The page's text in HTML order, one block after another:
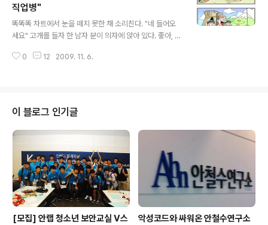
한 놈 이호웅 책임이 음악을 시작한 것은 6살 때이다. 그의
아버지는 바이올린을 하셨는데 아들이랑 같이 연주를 하는
게 소원이었다. 그래서 시작한 악기가 피아노다. 왠지 어울
리지 않았다. 개구쟁이처럼 생긴 외모와 개성 넘치는 패션
은 그런 생각이 들기에 충분했다. 하지만 이호웅 차장의 피
직업병"
똑똑똑 차트에서 눈을 떼지 못한 채 소리친다. "네 들어오
세요" 고개를 들자 한 남자 분이 의자에 앉아 있다. 좋아, 첫
다. "안녕하세요. 저는 닥터 뷁이예요!!!" 자신의 성을 뷁이
었다. "네, 노인걸씨 어디가 안 좋으셔서 오셨나요?" 남자
는 어두운 표정으로 말했다. "이 곳이 무릎이 닿기도 전에
모든 걸 꿰뚫어 본다는..." 응? 뭔 팍? 혹시 이거? "아, 환자
은 항상 모든 것을 부정적으로 생각하는 겁니다..
0 12 2009. 11. 6.
이 블로그 인기글
[모집] 안랩 청소년 보안교실 V스
악성코드와 싸워온 안철수연구소